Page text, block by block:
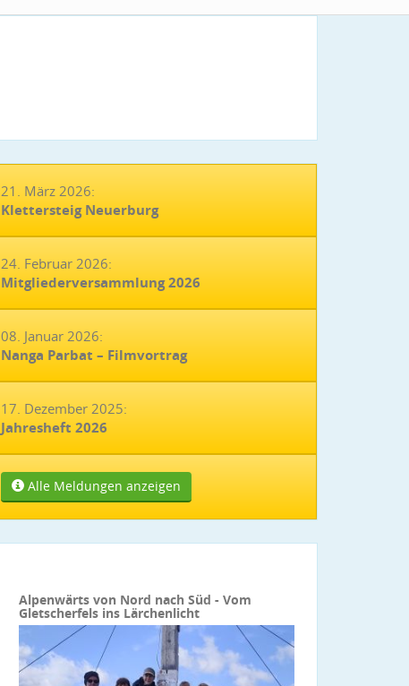
21. März 2026:
Klettersteig Neuerburg
24. Februar 2026:
Mitgliederversammlung 2026
08. Januar 2026:
Nanga Parbat – Filmvortrag
17. Dezember 2025:
Jahresheft 2026
Alle Meldungen anzeigen
Alpenwärts von Nord nach Süd - Vom
Gletscherfels ins Lärchenlicht